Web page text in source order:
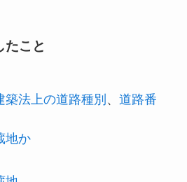
たこと
築法上の道路種別 、 道路番
地か